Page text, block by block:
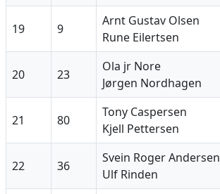
19 9
Arnt Gustav Olsen
Rune Eilertsen
20 23
Ola jr Nore
Jørgen Nordhagen
21 80
Tony Caspersen
Kjell Pettersen
22 36
Svein Roger Andersen
Ulf Rinden